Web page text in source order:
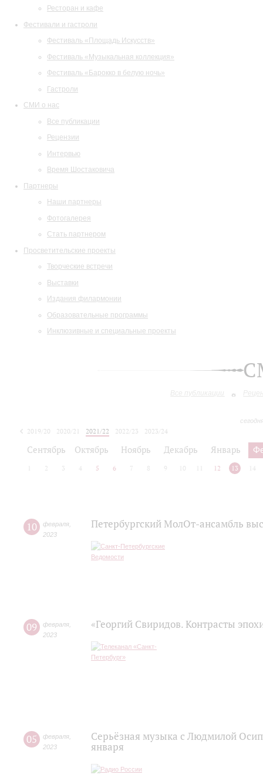
Ресторан и кафе
Фестивали и гастроли
Фестиваль «Площадь Искусств»
Фестиваль «Музыкальная коллекция»
Фестиваль «Барокко в белую ночь»
Гастроли
СМИ о нас
Все публикации
Рецензии
Интервью
Время Шостаковича
Партнеры
Наши партнеры
Фотогалерея
Стать партнером
Просветительские проекты
Творческие встречи
Выставки
Издания филармонии
Образовательные программы
Инклюзивные и специальные проекты
Все публикации
2019/20 2020/21 2021/22 2022/23
2023/24
Сентябрь Октябрь Ноябрь Декабрь Январь
2 3 4 5 6 7 8 9 10 12 13 14
10 февраля
2023
Петербургский МолОт-ансамбль
09 февраля
2023
«Георгий Свиридов. Контрасты
05 февраля
2023
Серьёзная музыка с Людмилой
января